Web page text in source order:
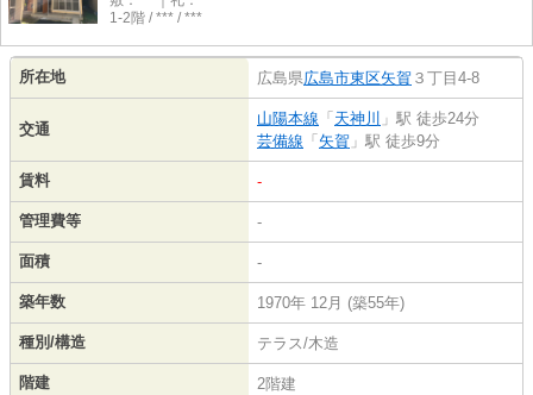
1-2階 / *** / ***
所在地 広島県広島市東区矢賀 ３丁目4-8
交通
山陽本線 「 天神川 」駅 徒歩24分
芸備線 「 矢賀 」駅 徒歩9分
賃料 -
管理費等 -
面積 -
築年数 1970年 12月 (築55年)
種別/構造 テラス/木造
階建 2階建